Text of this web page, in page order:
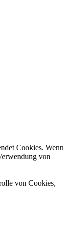
Cookies. Wenn
von
von Cookies,